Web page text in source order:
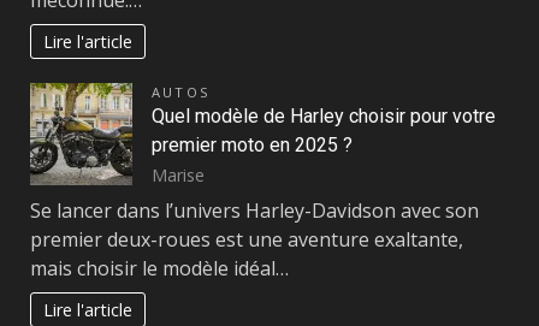
Lire l'article
AUTOS
Quel modèle de Harley choisir pour votre
premier moto en 2025 ?
Marise
Se lancer dans l’univers Harley-Davidson avec son
premier deux-roues est une aventure exaltante,
mais choisir le modèle idéal…
Lire l'article